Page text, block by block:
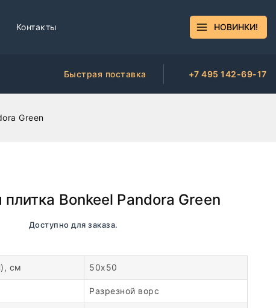
Контакты НОВИНКИ!
Быстрая поставка +7 495 142-69-17
Green
плитка Bonkeel Pandora Green
Доступно для заказа.
см 50х50
Разрезной ворс